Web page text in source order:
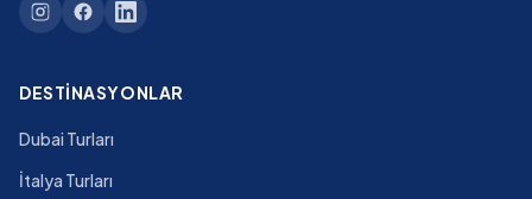
DESTINASYONLAR
Dubai Turları
İtalya Turları